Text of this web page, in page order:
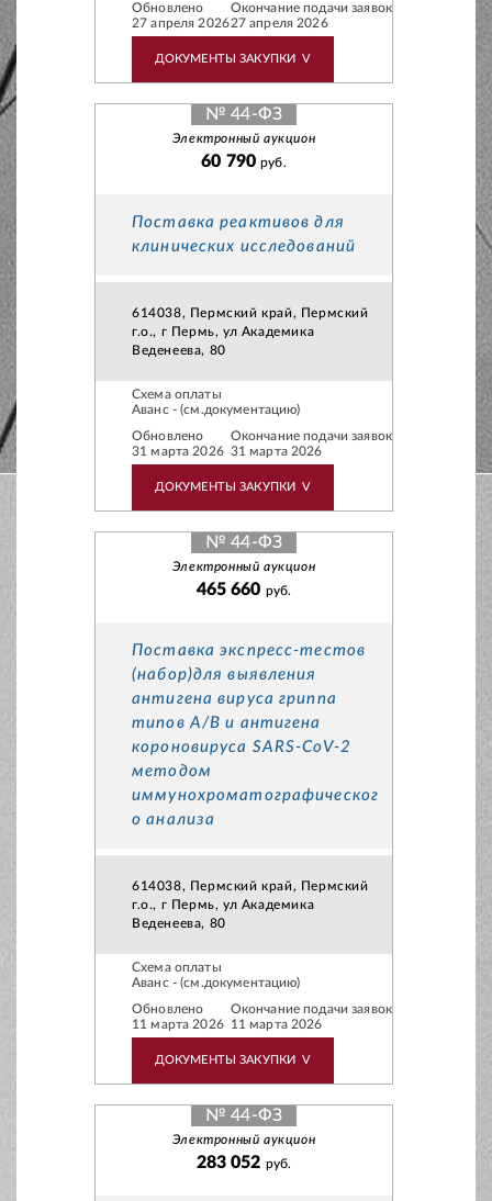
Обновлено
27 апреля 2026
Окончание подачи заявок
27 апреля 2026
ДОКУМЕНТЫ ЗАКУПКИ V
№ 44-ФЗ
Электронный аукцион
60 790руб.
Поставка реактивов для
клинических исследований
614038, Пермский край, Пермский
г.о., г Пермь, ул Академика
Веденеева, 80
Схема оплаты
Аванс - (см.документацию)
Обновлено
31 марта 2026
Окончание подачи заявок
31 марта 2026
ДОКУМЕНТЫ ЗАКУПКИ V
№ 44-ФЗ
Электронный аукцион
465 660 руб.
Поставка экспресс-тестов
(набор)для выявления
антигена вируса гриппа
типов А/В и антигена
короновируса SARS-CoV-2
методом
иммунохроматографическог
о анализа
614038, Пермский край, Пермский
г.о., г Пермь, ул Академика
Веденеева, 80
Схема оплаты
Аванс - (см.документацию)
Обновлено
11 марта 2026
Окончание подачи заявок
11 марта 2026
ДОКУМЕНТЫ ЗАКУПКИ V
№ 44-ФЗ
Электронный аукцион
283 052 руб.